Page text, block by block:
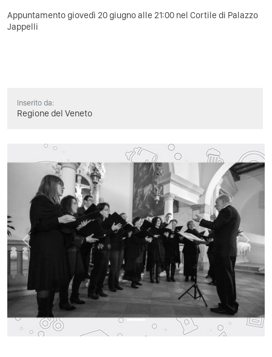
Appuntamento giovedì 20 giugno alle 21:00 nel Cortile di Palazzo
Jappelli
Inserito da:
Regione del Veneto
Previous Next